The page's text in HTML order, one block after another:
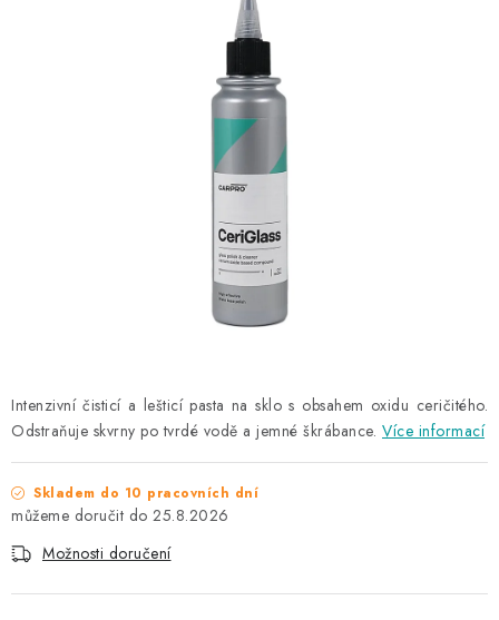
DÁRKOVÉ SADY A POUKAZY
Věrnostní program
Všeobecné obchodní podmínky
Podmínky ochrany osobních údajů
Mapa serveru
Intenzivní čisticí a lešticí pasta na sklo s obsahem oxidu ceričitého.
Odstraňuje skvrny po tvrdé vodě a jemné škrábance. Více informací
Skladem do 10 pracovních dní
25.8.2026
Možnosti doručení